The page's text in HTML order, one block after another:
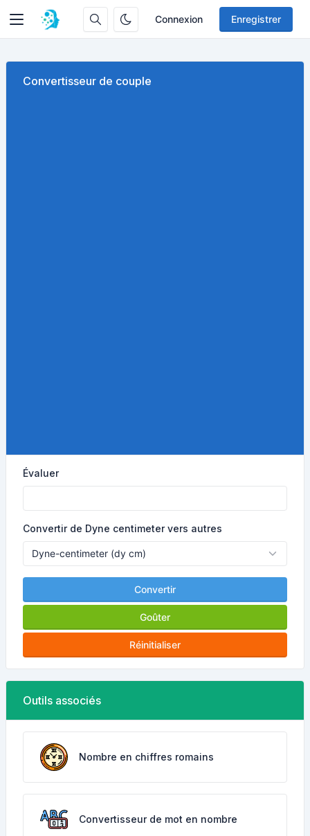
Connexion Enregistrer
Convertisseur de couple
Évaluer
Convertir de Dyne centimeter vers autres
Convertir
Goûter
Réinitialiser
Outils associés
Nombre en chiffres romains
Convertisseur de mot en nombre